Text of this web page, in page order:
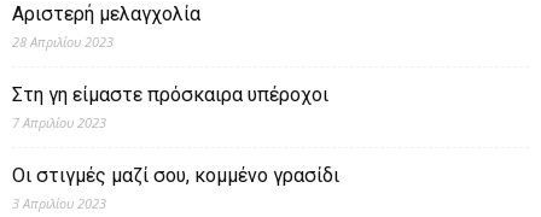
Αριστερή μελαγχολία
28 Απριλίου 2023
Στη γη είμαστε πρόσκαιρα υπέροχοι
7 Απριλίου 2023
Οι στιγμές μαζί σου, κομμένο γρασίδι
3 Απριλίου 2023